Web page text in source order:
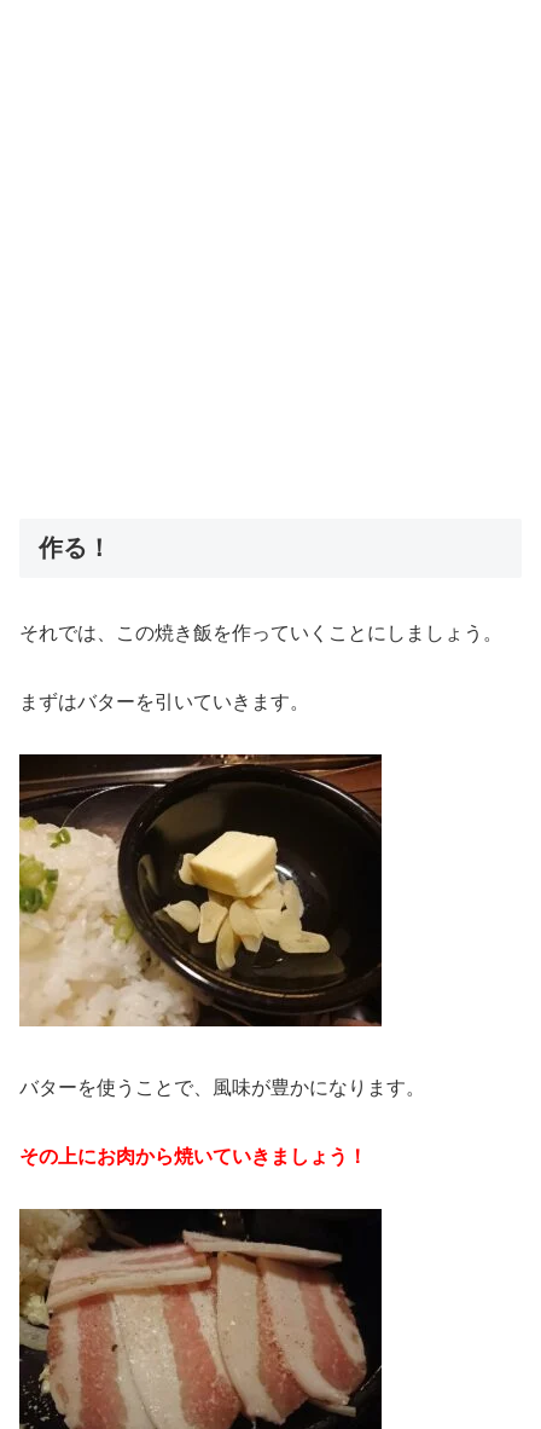
作る！
それでは、この焼き飯を作っていくことにしましょう。
まずはバターを引いていきます。
バターを使うことで、風味が豊かになります。
その上にお肉から焼いていきましょう！